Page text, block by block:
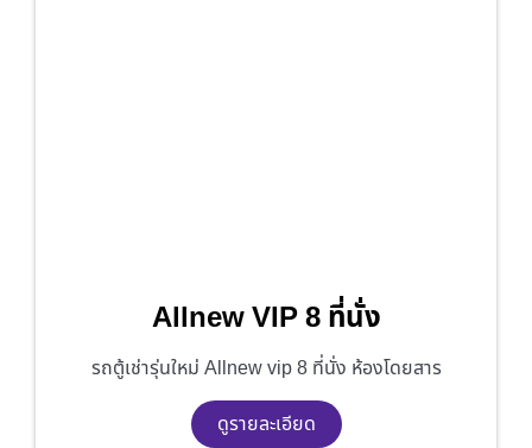
Allnew VIP 8 ที่นั่ง
รถตู้เช่ารุ่นใหม่ Allnew vip 8 ที่นั่ง ห้องโดยสาร
ดูรายละเอียด